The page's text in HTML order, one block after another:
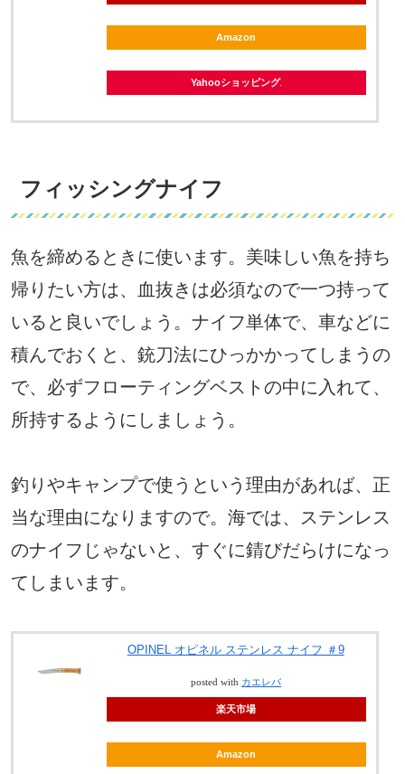
Amazon
Yahooショッピング
フィッシングナイフ
魚を締めるときに使います。美味しい魚を持ち
帰りたい方は、血抜きは必須なので一つ持って
いると良いでしょう。ナイフ単体で、車などに
積んでおくと、銃刀法にひっかかってしまうの
で、必ずフローティングベストの中に入れて、
所持するようにしましょう。
釣りやキャンプで使うという理由があれば、正
当な理由になりますので。海では、ステンレス
のナイフじゃないと、すぐに錆びだらけになっ
てしまいます。
OPINEL オピネル ステンレス ナイフ ＃9
posted with カエレバ
楽天市場
Amazon